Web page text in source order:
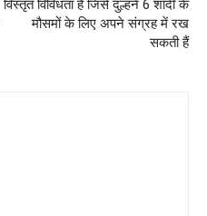
विस्तृत विविधता है जिसे दुल्हनें 6 शादी के
मौसमों के लिए अपने संग्रह में रख
सकती हैं